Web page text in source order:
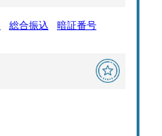
総合振込 暗証番号